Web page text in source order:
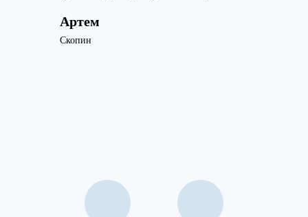
Артем
Скопин